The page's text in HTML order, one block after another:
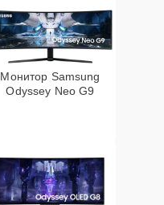
Монитор Samsung
Odyssey Neo G9